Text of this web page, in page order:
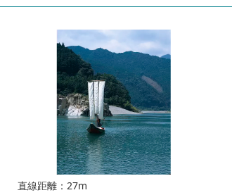
直線距離：27m